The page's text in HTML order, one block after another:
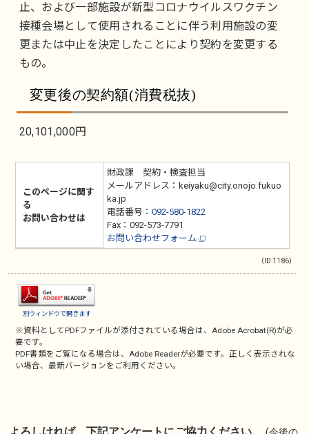
止、および一部施設が新型コロナウイルスワクチン
接種会場として使用されることに伴う利用施設の変
更または中止を決定したことにより契約を変更する
もの。
変更後の契約額(消費税抜)
20,101,000円
このページに関す
る
お問い合わせは
財政課 契約・検査担当
メールアドレス：keiyaku@city.onojo.fukuo
ka.jp
電話番号： 092-580-1822
Fax：092-573-7791
お問い合わせフォーム
（ID:1186）
別ウィンドウで開きます
※資料としてPDFファイルが添付されている場合は、 Adobe Acrobat(R)が必
要です。
PDF書類をご覧になる場合は、 Adobe Readerが必要です。正しく表示されな
い場合、最新バージョンをご利用ください。